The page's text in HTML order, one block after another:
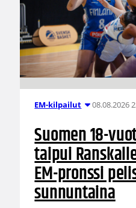
EM-kilpailut 08.08.2026
Suomen 18-
taipui
EM-pronssi
sunnuntaina